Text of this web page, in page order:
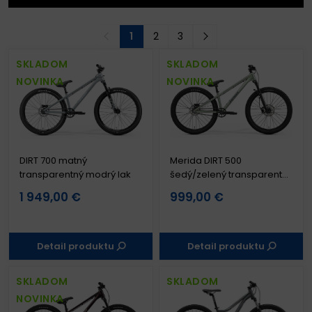
1 2
3
SKLADOM
NOVINKA
DIRT 700 matný
transparentný modrý lak
1 949,00 €
Detail produktu
SKLADOM
NOVINKA
Merida DIRT 500
šedý/zelený transparentný
999,00 €
Detail produktu
SKLADOM
NOVINKA
SKLADOM